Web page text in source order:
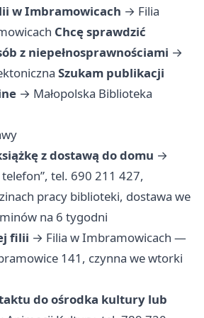
w Imbramowicach → Filia
Chcę sprawdzić
z niepełnosprawnościami →
Szukam publikacji
→ Małopolska Biblioteka
z dostawą do domu →
telefon”, tel. 690 211 427,
pracy biblioteki, dostawa we
na 6 tygodni
filii → Filia w Imbramowicach —
141, czynna we wtorki
do ośrodka kultury lub